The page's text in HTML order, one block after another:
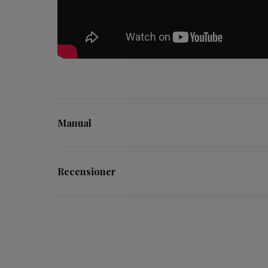
Manual
Recensioner